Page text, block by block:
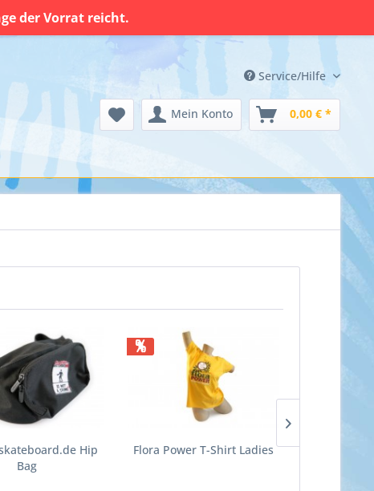
der Vorrat reicht.
Service/Hilfe
Mein Konto 0,00 € *
Hip
Bag
%
Flora Power T-Shirt Ladies